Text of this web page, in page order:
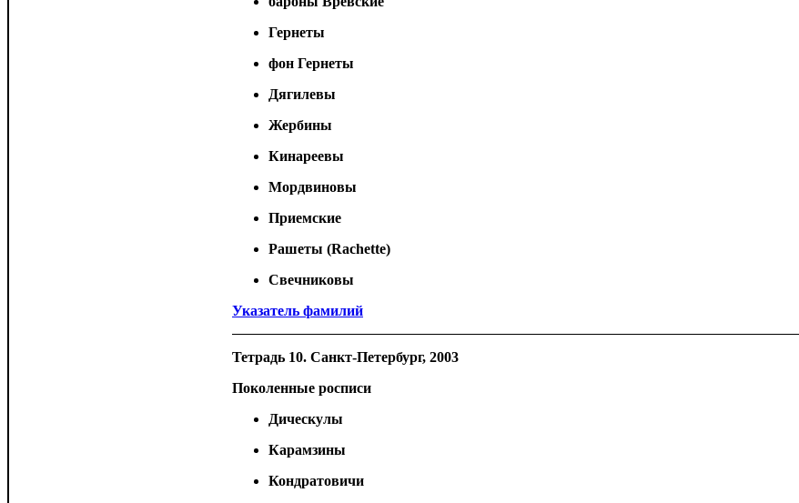
Гернеты
фон Гернеты
Дягилевы
Жербины
Кинареевы
Мордвиновы
Приемские
Рашеты (Rachette)
Свечниковы
Указатель фамилий
Тетрадь 10. Санкт-Петербург, 2003
Поколенные росписи
Дическулы
Карамзины
Кондратовичи